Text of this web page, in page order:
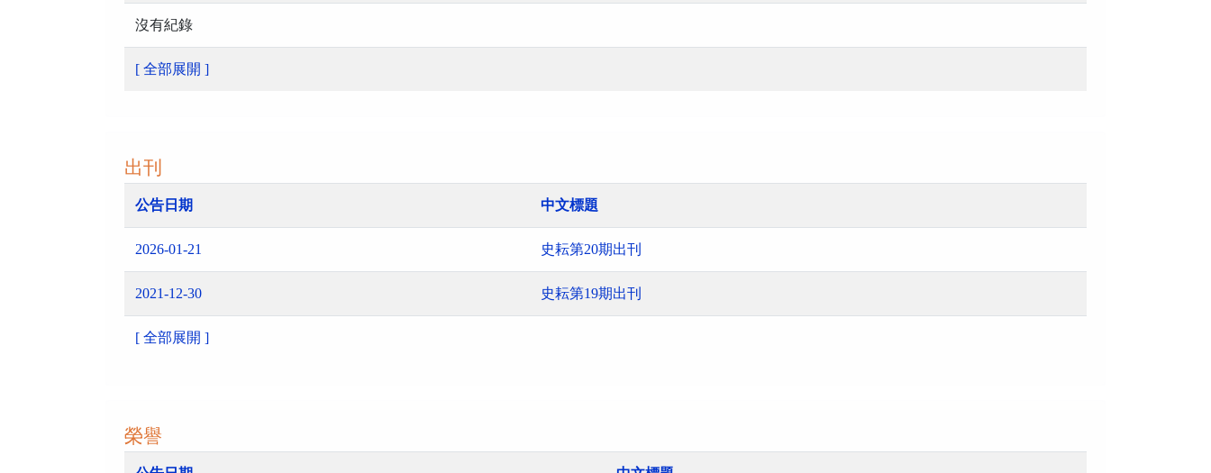
沒有紀錄
[ 全部展開 ]
出刊
公告日期 中文標題
2026-01-21 史耘第20期出刊
2021-12-30 史耘第19期出刊
[ 全部展開 ]
榮譽